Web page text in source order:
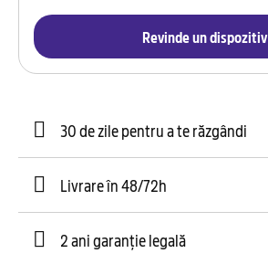
Revinde un dispozitiv
30 de zile pentru a te răzgândi
Livrare în 48/72h
2 ani garanție legală